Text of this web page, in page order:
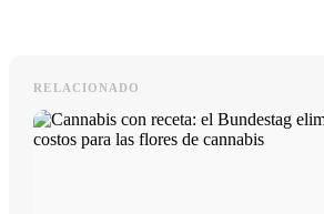
RELACIONADO